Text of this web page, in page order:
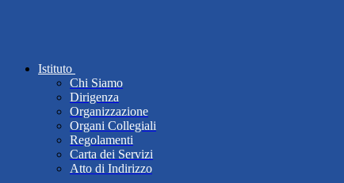
Istituto
Chi Siamo
Dirigenza
Organizzazione
Organi Collegiali
Regolamenti
Carta dei Servizi
Atto di Indirizzo